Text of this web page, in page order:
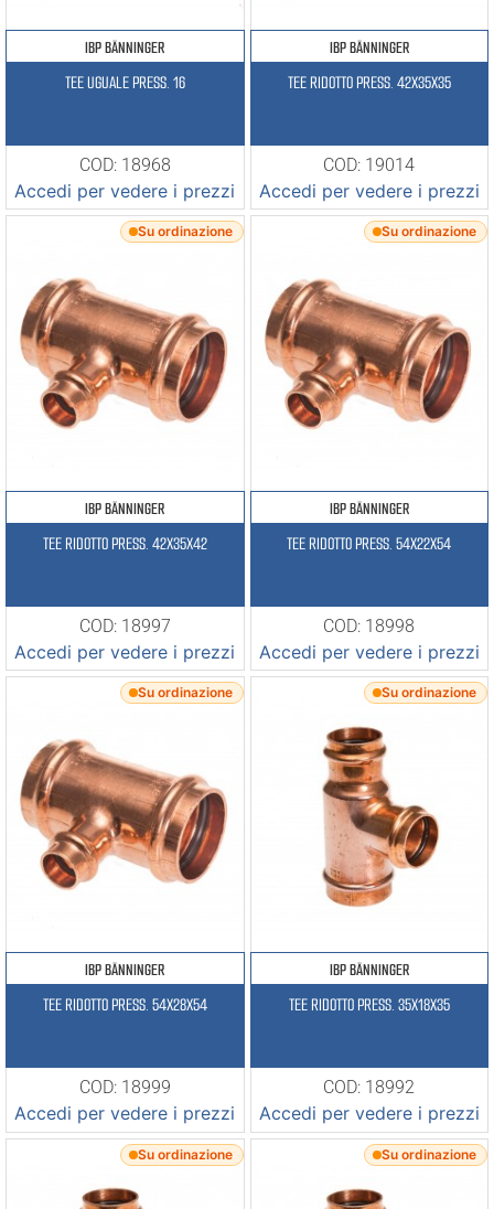
IBP BÄNNINGER
TEE UGUALE PRESS. 16
COD: 18968
Accedi per vedere i prezzi
IBP BÄNNINGER
TEE RIDOTTO PRESS. 42X35X35
COD: 19014
Accedi per vedere i prezzi
Su ordinazione
IBP BÄNNINGER
TEE RIDOTTO PRESS. 42X35X42
COD: 18997
Accedi per vedere i prezzi
Su ordinazione
IBP BÄNNINGER
TEE RIDOTTO PRESS. 54X22X54
COD: 18998
Accedi per vedere i prezzi
Su ordinazione
IBP BÄNNINGER
TEE RIDOTTO PRESS. 54X28X54
COD: 18999
Accedi per vedere i prezzi
Su ordinazione
IBP BÄNNINGER
TEE RIDOTTO PRESS. 35X18X35
COD: 18992
Accedi per vedere i prezzi
Su ordinazione Su ordinazione